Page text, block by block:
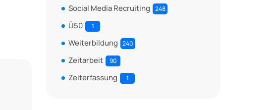
Social Media Recruiting 248
Ü50 1
Weiterbildung 240
Zeitarbeit 90
Zeiterfassung 1